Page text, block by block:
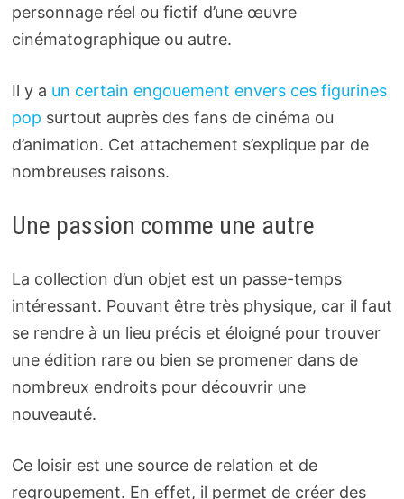
personnage réel ou fictif d’une œuvre
cinématographique ou autre.
Il y a un certain engouement envers ces figurines
pop surtout auprès des fans de cinéma ou
d’animation. Cet attachement s’explique par de
nombreuses raisons.
Une passion comme une autre
La collection d’un objet est un passe-temps
intéressant. Pouvant être très physique, car il faut
se rendre à un lieu précis et éloigné pour trouver
une édition rare ou bien se promener dans de
nombreux endroits pour découvrir une
nouveauté.
Ce loisir est une source de relation et de
regroupement. En effet, il permet de créer des